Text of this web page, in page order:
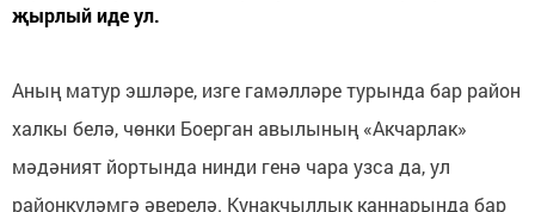
җырлый иде ул.
Аның матур эшләре, изге гамәлләре турында бар район
халкы белә, чөнки Боерган авылының «Акчарлак»
мәдәният йортында нинди генә чара узса да, ул
районкүләмгә әверелә. Кунакчыллык каннарында бар